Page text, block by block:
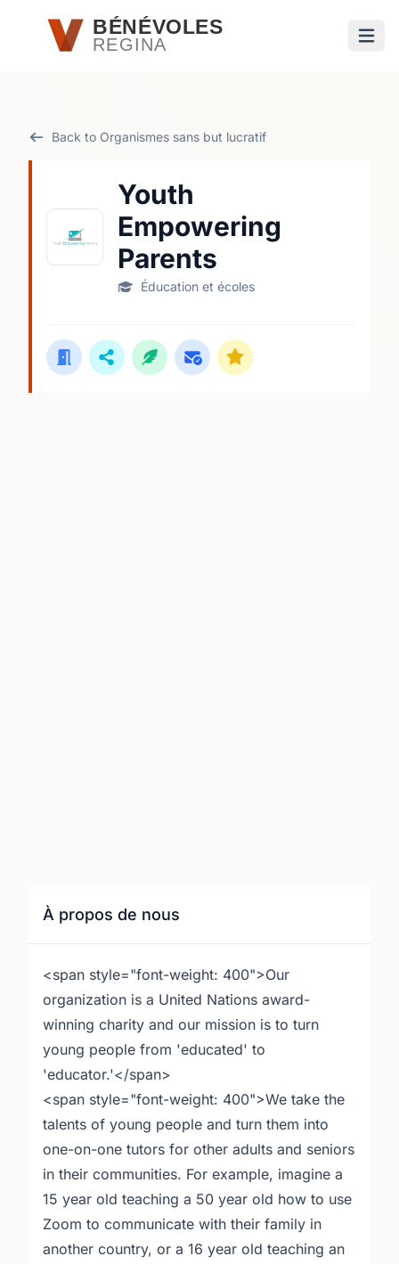
Passer au contenu principal
BÉNÉVOLES
REGINA
Back to Organismes sans but lucratif
Youth
Empowering
Parents
Éducation et écoles
À propos de nous
<span style="font-weight: 400">Our
organization is a United Nations award-
winning charity and our mission is to turn
young people from 'educated' to
'educator.'</span>
<span style="font-weight: 400">We take the
talents of young people and turn them into
one-on-one tutors for other adults and seniors
in their communities. For example, imagine a
15 year old teaching a 50 year old how to use
Zoom to communicate with their family in
another country, or a 16 year old teaching an